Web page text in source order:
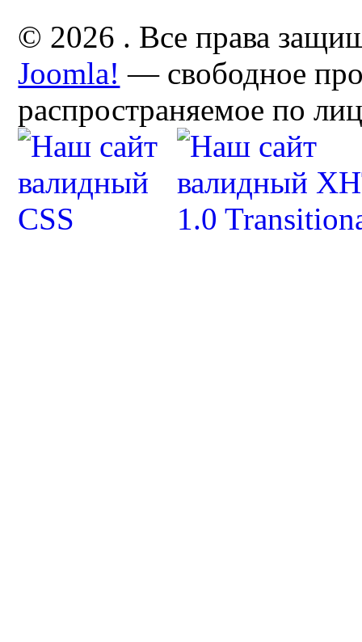
© 2026 . Все права
Joomla! — свободное
распространяемое по